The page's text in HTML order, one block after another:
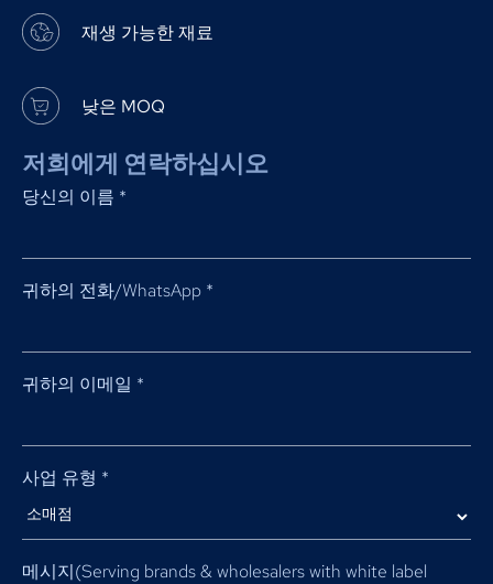
재생 가능한 재료
낮은 MOQ
저희에게 연락하십시오
당신의 이름 *
귀하의 전화/WhatsApp *
귀하의 이메일 *
사업 유형 *
메시지(Serving brands & wholesalers with white label